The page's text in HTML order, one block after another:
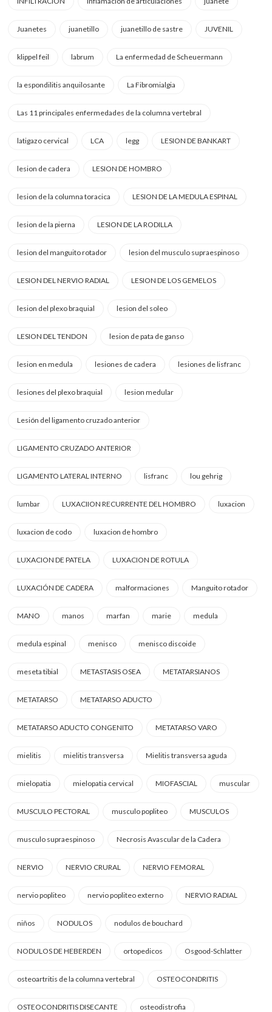
Juanetes juanetillo juanetillo de sastre JUVENIL
klippel feil labrum La enfermedad de Scheuermann
la espondilitis anquilosante La Fibromialgia
Las 11 principales enfermedades de la columna vertebral
latigazo cervical LCA legg LESION DE BANKART
lesion de cadera LESION DE HOMBRO
lesion de la columna toracica LESION DE LA MEDULA ESPINAL
lesion de la pierna LESION DE LA RODILLA
lesion del manguito rotador lesion del musculo supraespinoso
LESION DEL NERVIO RADIAL LESION DE LOS GEMELOS
lesion del plexo braquial lesion del soleo
LESION DEL TENDON lesion de pata de ganso
lesion en medula lesiones de cadera lesiones de lisfranc
lesiones del plexo braquial lesion medular
Lesión del ligamento cruzado anterior
LIGAMENTO CRUZADO ANTERIOR
LIGAMENTO LATERAL INTERNO lisfranc lou gehrig
lumbar LUXACIION RECURRENTE DEL HOMBRO luxacion
luxacion de codo luxacion de hombro
LUXACION DE PATELA LUXACION DE ROTULA
LUXACIÓN DE CADERA malformaciones Manguito rotador
MANO manos marfan marie medula
medula espinal menisco menisco discoide
meseta tibial METASTASIS OSEA METATARSIANOS
METATARSO METATARSO ADUCTO
METATARSO ADUCTO CONGENITO METATARSO VARO
mielitis mielitis transversa Mielitis transversa aguda
mielopatia mielopatia cervical MIOFASCIAL muscular
MUSCULO PECTORAL musculo popliteo MUSCULOS
musculo supraespinoso Necrosis Avascular de la Cadera
NERVIO NERVIO CRURAL NERVIO FEMORAL
nervio popliteo nervio popliteo externo NERVIO RADIAL
niños NODULOS nodulos de bouchard
NODULOS DE HEBERDEN ortopedicos Osgood-Schlatter
osteoartritis de la columna vertebral OSTEOCONDRITIS
OSTEOCONDRITIS DISECANTE osteodistrofia